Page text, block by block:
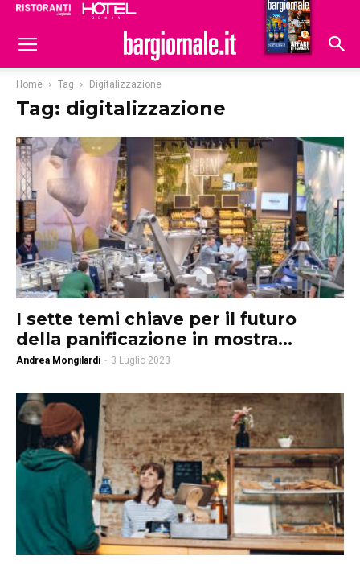
Hoteldomani
Home Tag Digitalizzazione
Tag: digitalizzazione
I sette temi chiave per il futuro
della panificazione in mostra...
Andrea Mongilardi - 3 Luglio 2023